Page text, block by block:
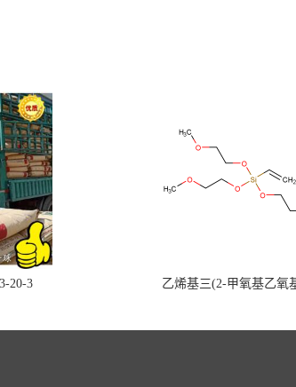
20-3 乙烯基三(2-甲氧基乙氧